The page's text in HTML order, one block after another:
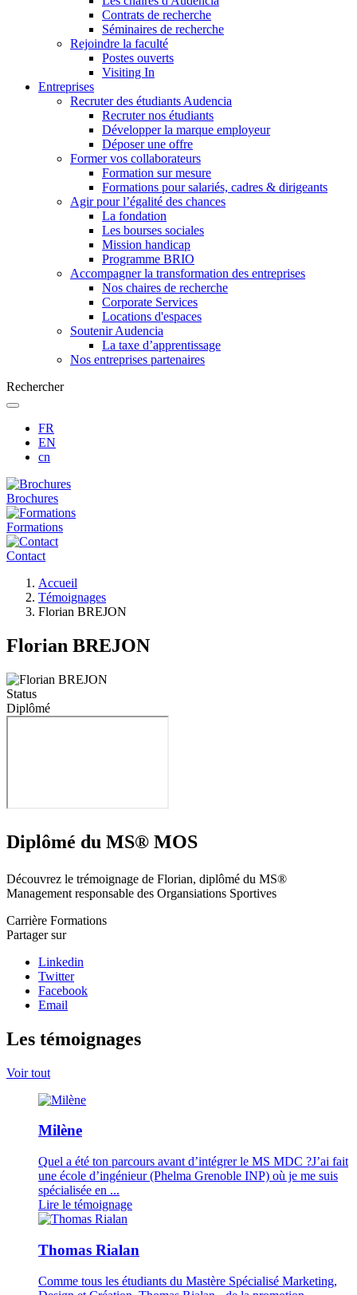
Contrats de recherche
Séminaires de recherche
Rejoindre la faculté
Postes ouverts
Visiting In
Entreprises
Recruter des étudiants Audencia
Recruter nos étudiants
Développer la marque employeur
Déposer une offre
Former vos collaborateurs
Formation sur mesure
Formations pour salariés, cadres & dirigeants
Agir pour l’égalité des chances
La fondation
Les bourses sociales
Mission handicap
Programme BRIO
Accompagner la transformation des entreprises
Nos chaires de recherche
Corporate Services
Locations d'espaces
Soutenir Audencia
La taxe d’apprentissage
Nos entreprises partenaires
Rechercher
FR
EN
cn
Brochures
Formations
Contact
d'Ariane
Accueil
Témoignages
Florian BREJON
Florian BREJON
Status
Diplômé
Diplômé du MS® MOS
Découvrez le trémoignage de Florian, diplômé du MS®
Management responsable des Organsiations Sportives
Carrière Formations
Partager sur
Linkedin
Twitter
Facebook
Email
Les témoignages
Voir tout
Milène
Quel a été ton parcours avant d’intégrer le MS MDC ?J’ai fait
une école d’ingénieur (Phelma Grenoble INP) où je me suis
spécialisée en ...
Lire le témoignage
Thomas Rialan
Comme tous les étudiants du Mastère Spécialisé Marketing,